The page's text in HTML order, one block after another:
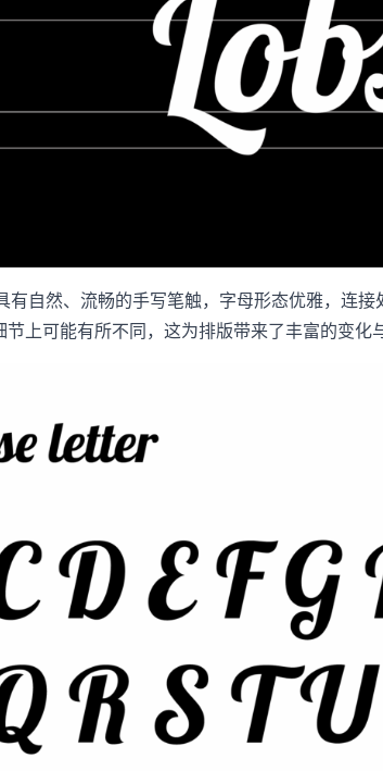
自然、流畅的手写笔触，字母形态优雅，连
上可能有所不同，这为排版带来了丰富的变化